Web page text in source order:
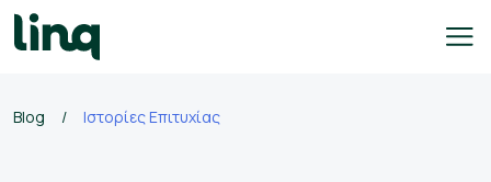
Skip
to
Blog / Ιστορίες Επιτυχίας